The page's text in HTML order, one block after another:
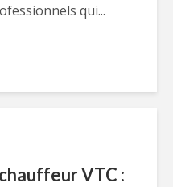
qui...
VTC :